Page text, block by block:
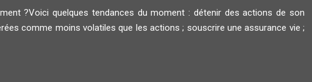
?Voici quelques tendances du moment : détenir des actions de son
comme moins volatiles que les actions ; souscrire une assurance vie ;